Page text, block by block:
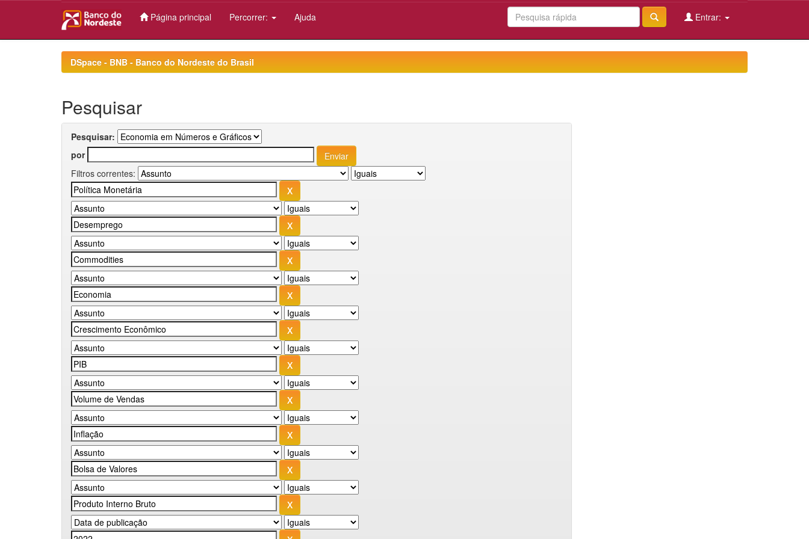
Página principal Percorrer: Ajuda Entrar:
DSpace - BNB - Banco do Nordeste do Brasil
Pesquisar
Pesquisar:
por
Filtros correntes: